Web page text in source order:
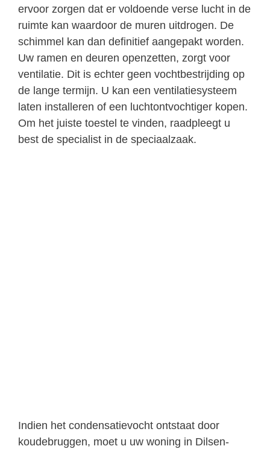
ervoor zorgen dat er voldoende verse lucht in de
ruimte kan waardoor de muren uitdrogen. De
schimmel kan dan definitief aangepakt worden.
Uw ramen en deuren openzetten, zorgt voor
ventilatie. Dit is echter geen vochtbestrijding op
de lange termijn. U kan een ventilatiesysteem
laten installeren of een luchtontvochtiger kopen.
Om het juiste toestel te vinden, raadpleegt u
best de specialist in de speciaalzaak.
Indien het condensatievocht ontstaat door
koudebruggen, moet u uw woning in Dilsen-